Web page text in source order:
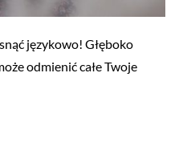
językowo! Głęboko
odmienić całe Twoje